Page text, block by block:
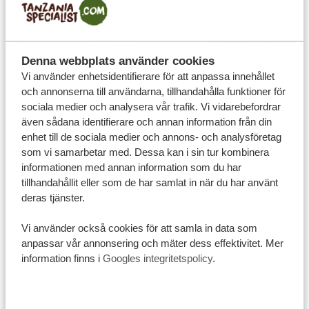
Denna webbplats använder cookies
Vi använder enhetsidentifierare för att anpassa innehållet
och annonserna till användarna, tillhandahålla funktioner för
sociala medier och analysera vår trafik. Vi vidarebefordrar
även sådana identifierare och annan information från din
enhet till de sociala medier och annons- och analysföretag
som vi samarbetar med. Dessa kan i sin tur kombinera
informationen med annan information som du har
tillhandahållit eller som de har samlat in när du har använt
deras tjänster.
Vi använder också cookies för att samla in data som
anpassar vår annonsering och mäter dess effektivitet. Mer
information finns i Googles integritetspolicy.
Men det är inte allt ..
Förutom att vara medlem i SGR är Tanzania Specialist
också medlem i ANVR. Detta är den nederländska
branchorganisationen som säkerställer att våra tjänster
håller en hög kvalitetsnivå. Tack vare detta kan du
ANVR:s garantier